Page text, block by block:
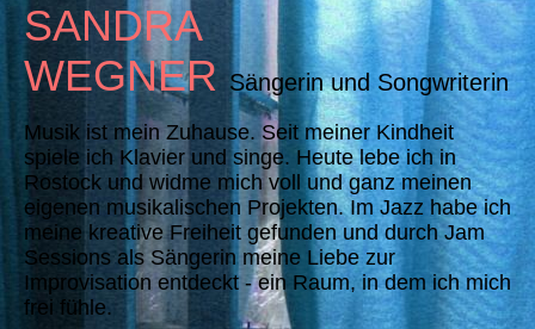
SANDRA
WEGNER Sängerin und Songwriterin
Musik ist mein Zuhause. Seit meiner Kindheit
spiele ich Klavier und singe. Heute lebe ich in
Rostock und widme mich voll und ganz meinen
eigenen musikalischen Projekten. Im Jazz habe ich
meine kreative Freiheit gefunden und durch Jam
Sessions als Sängerin meine Liebe zur
Improvisation entdeckt - ein Raum, in dem ich mich
frei fühle.